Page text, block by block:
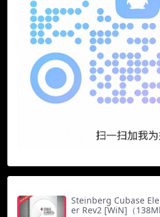
Steinberg Cubase
er Rev2 [WiN]（